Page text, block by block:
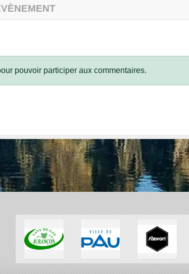
pouvoir participer aux commentaires.